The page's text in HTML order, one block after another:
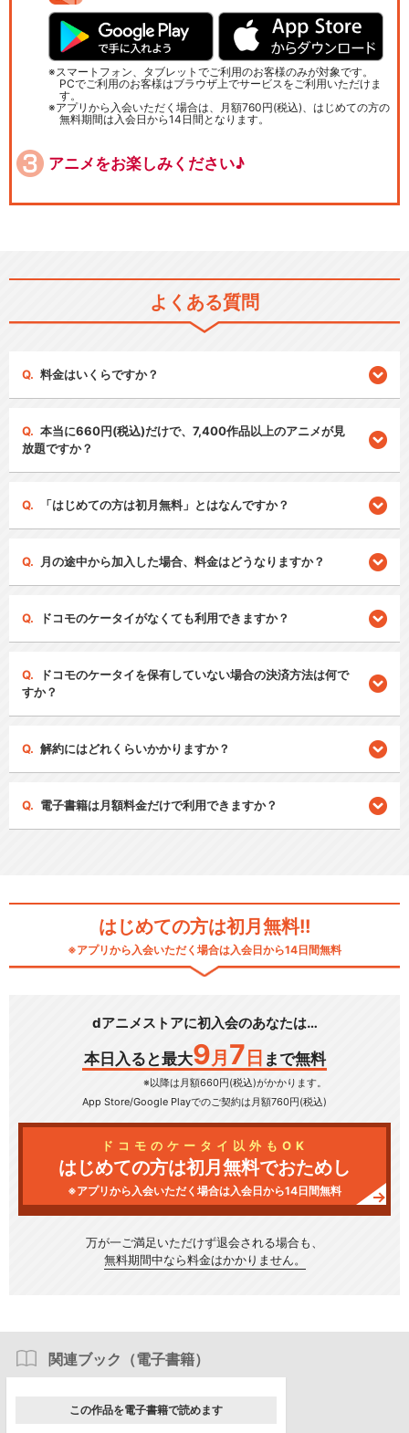
スマートフォン、タブレットでご利用のお客様のみが対象です。
PCでご利用のお客様はブラウザ上でサービスをご利用いただけま
す。
アプリから入会いただく場合は、月額760円(税込)、はじめての方の
無料期間は入会日から14日間となります。
アニメをお楽しみください♪
よくある質問
料金はいくらですか？
本当に660円(税込)だけで、7,400作品以上のアニメが見
放題ですか？
「はじめての方は初月無料」とはなんですか？
月の途中から加入した場合、料金はどうなりますか？
ドコモのケータイがなくても利用できますか？
ドコモのケータイを保有していない場合の決済方法は何で
すか？
解約にはどれくらいかかりますか？
電子書籍は月額料金だけで利用できますか？
はじめての方は初月無料!!
※アプリから入会いただく場合は入会日から14日間無料
dアニメストアに初入会のあなたは…
本日入ると最大9 月 7 日 まで無料
※以降は月額660円(税込)がかかります。
App Store/Google Playでのご契約は月額760円(税込)
ドコモのケータイ以外もOK
はじめての方は初月無料でおためし
※アプリから入会いただく場合は入会日から14日間無料
万が一ご満足いただけず退会される場合も、
無料期間中なら料金はかかりません。
関連ブック（電子書籍）
この作品を電子書籍で読めます